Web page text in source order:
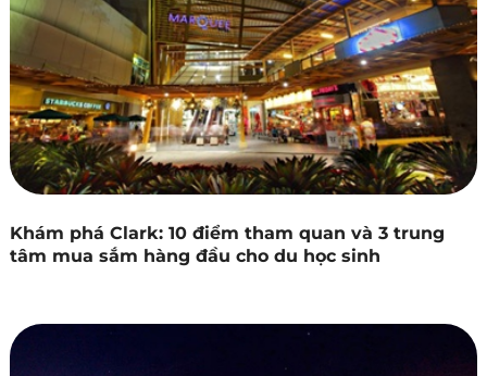
Khám phá Clark: 10 điểm tham quan và 3 trung
tâm mua sắm hàng đầu cho du học sinh